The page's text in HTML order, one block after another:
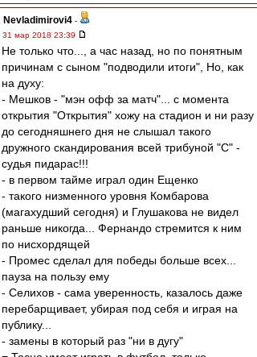
Nevladimirovi4 -
31 мар 2018 23:39
Не только что..., а час назад, но по понятным
причинам с сыном "подводили итоги", Но, как
на духу:
- Мешков - "мэн офф за матч"... с момента
открытия "Открытия" хожу на стадион и ни разу
до сегодняшнего дня не слышал такого
дружного скандирования всей трибуной "С" -
судья пидарас!!!
- в первом тайме играл один Ещенко
- такого низменного уровня Комбарова
(магахудший сегодня) и Глушакова не видел
раньше никогда... Фернандо стремится к ним
по нисхордящей
- Промес сделал для победы больше всех...
пауза на пользу ему
- Селихов - сама уверенность, казалось даже
перебарщивает, убирая под себя и играя на
публику...
- замены в который раз "ни в дугу"